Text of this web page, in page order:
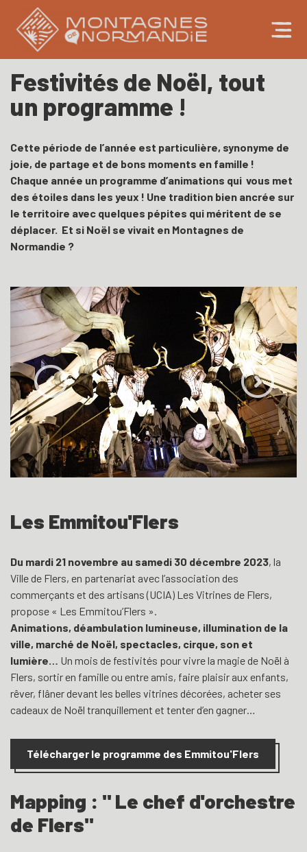
Festivités de Noël, tout
un programme !
Cette période de l’année est particulière, synonyme de
joie, de partage et de bons moments en famille !
Chaque année un programme d’animations qui vous met
des étoiles dans les yeux ! Une tradition bien ancrée sur
le territoire avec quelques pépites qui méritent de se
déplacer. Et si Noël se vivait en Montagnes de
Normandie ?
Les Emmitou'Flers
Du mardi 21 novembre au samedi 30 décembre 2023, la
Ville de Flers, en partenariat avec l’association des
commerçants et des artisans (UCIA) Les Vitrines de Flers,
propose « Les Emmitou’Flers ».
Animations, déambulation lumineuse, illumination de la
ville, marché de Noël, spectacles, cirque, son et
lumière… Un mois de festivités pour vivre la magie de Noël à
Flers, sortir en famille ou entre amis, faire plaisir aux enfants,
rêver, flâner devant les belles vitrines décorées, acheter ses
cadeaux de Noël tranquillement et tenter d’en gagner…
Télécharger le programme des Emmitou'Flers
Mapping : " Le chef d'orchestre
de Flers"